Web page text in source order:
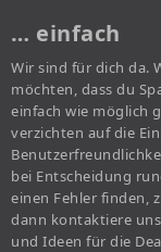
… einfach
Wir sind für dich da.
möchten, dass du
einfach wie möglich
verzichten auf die
bei Entscheidung
einen Fehler finden,
dann kontaktiere
und Ideen für die